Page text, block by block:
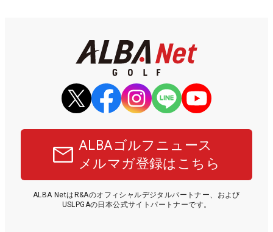
ALBAゴルフニュース
メルマガ登録はこちら
ALBA NetはR&Aのオフィシャルデジタルパートナー、および
USLPGAの日本公式サイトパートナーです。